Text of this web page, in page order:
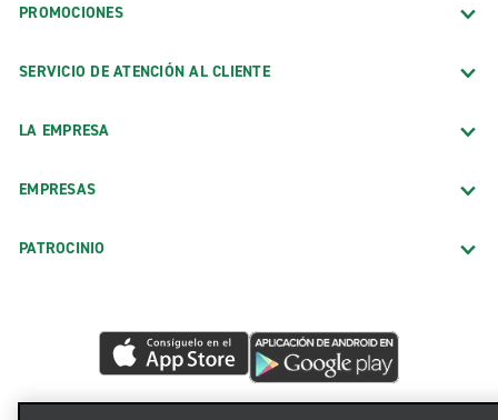
PROMOCIONES
SERVICIO DE ATENCIÓN AL CLIENTE
LA EMPRESA
EMPRESAS
PATROCINIO